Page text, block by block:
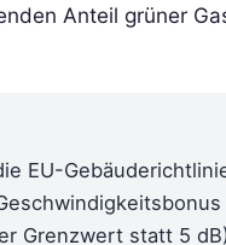
Anteil grüner
EU-
Grenzwert statt 5